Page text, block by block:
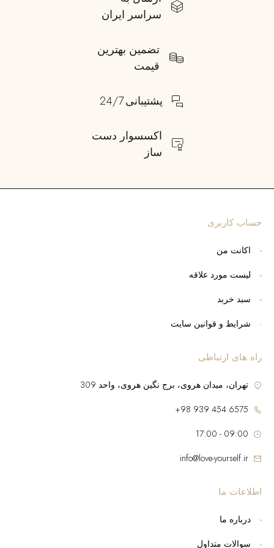
سراسر ایران
تضمین بهترین
قیمت
پشتیبانی 24/7
اکسسوار دست
ساز
حساب کاربری
اکانت من
لیست مورد علاقه
سبد خربد
شرایط و قوانین سایت
راه های ارتباطی
تهران، میدان هروی، برج نگین هروی، واحد 309
6575 454 939 98+
09:00 - 17:00
info@love-yourself.ir
اطلاعات ما
درباره ما
سوالات متداول